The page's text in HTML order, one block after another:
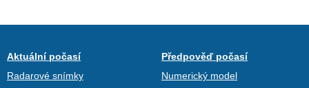
Aktuální počasí
Radarové snímky
Předpověď počasí
Numerický model